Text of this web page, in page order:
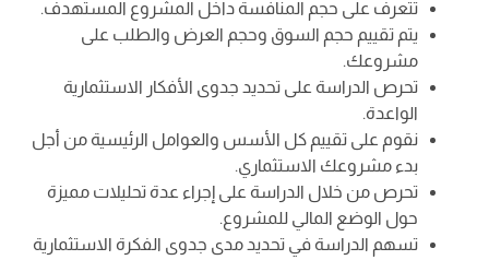
تتعرف على حجم المنافسة داخل المشروع المستهدف.
يتم تقييم حجم السوق وحجم العرض والطلب على
مشروعك.
تحرص الدراسة على تحديد جدوى الأفكار الاستثمارية
الواعدة.
نقوم على تقييم كل الأسس والعوامل الرئيسية من أجل
بدء مشروعك الاستثماري.
تحرص من خلال الدراسة على إجراء عدة تحليلات مميزة
حول الوضع المالي للمشروع.
تسهم الدراسة في تحديد مدى جدوى الفكرة الاستثمارية